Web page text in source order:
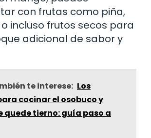
con frutas como piña,
incluso frutos secos para
adicional de sabor y
te interese: Los
cocinar el osobuco y
quede tierno: guía paso a